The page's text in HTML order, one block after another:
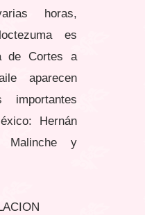
horas,
es
de Cortes a
aparecen
importantes
Hernán
Malinche y